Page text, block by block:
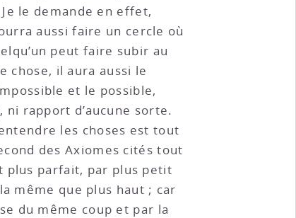
le demande en effet,
aussi faire un cercle où
peut faire subir au
chose, il aura aussi le
et le possible,
ni rapport d’aucune sorte.
les choses est tout
des Axiomes cités tout
plus parfait, par plus petit
même que plus haut ; car
du même coup et par la